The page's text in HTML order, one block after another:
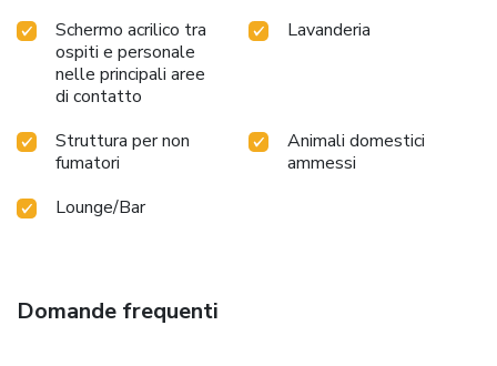
Schermo acrilico tra
ospiti e personale
nelle principali aree
di contatto
Lavanderia
Struttura per non
fumatori
Animali domestici
ammessi
Lounge/Bar
Domande frequenti